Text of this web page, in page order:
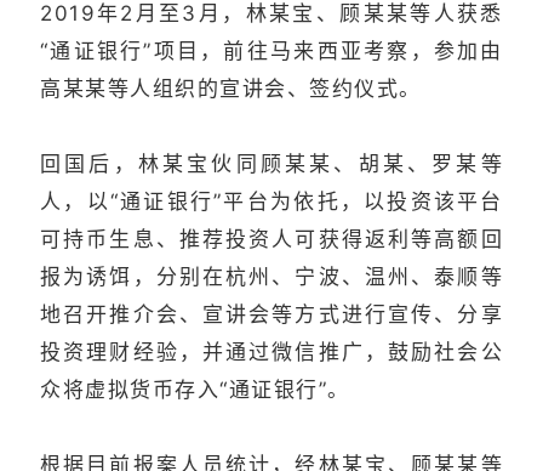
2019年2月至3月，林某宝、顾某某等人获悉
“通证银行”项目，前往马来西亚考察，参加由
高某某等人组织的宣讲会、签约仪式。
回国后，林某宝伙同顾某某、胡某、罗某等
人，以“通证银行”平台为依托，以投资该平台
可持币生息、推荐投资人可获得返利等高额回
报为诱饵，分别在杭州、宁波、温州、泰顺等
地召开推介会、宣讲会等方式进行宣传、分享
投资理财经验，并通过微信推广，鼓励社会公
众将虚拟货币存入“通证银行”。
根据目前报案人员统计，经林某宝、顾某某等